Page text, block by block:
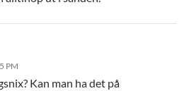
PM
Kan man ha det på